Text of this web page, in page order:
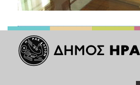
ΤΟΠΟΣ
ΠΟΛΙΤΙΣΜΟΣ
ΑΝΘΕΚΤΙΚΗ